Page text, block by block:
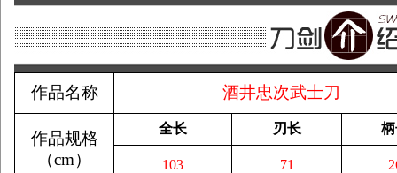
作品名称 酒井忠次武士刀
作品规格
（cm）
全长 刃长
103 71